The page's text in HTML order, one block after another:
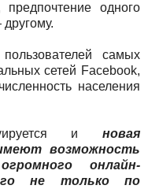
одного
самых
сетей Facebook,
населения
и новая
возможность
онлайн-
не только по